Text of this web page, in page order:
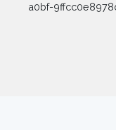
a0bf-